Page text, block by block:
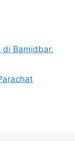
di Bamidbar,